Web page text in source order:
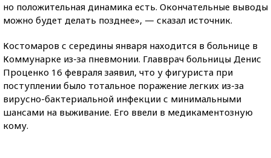
но положительная динамика есть. Окончательные выводы
можно будет делать позднее», — сказал источник.
Костомаров с середины января находится в больнице в
Коммунарке из-за пневмонии. Главврач больницы Денис
Проценко 16 февраля заявил, что у фигуриста при
поступлении было тотальное поражение легких из-за
вирусно-бактериальной инфекции с минимальными
шансами на выживание. Его ввели в медикаментозную
кому.